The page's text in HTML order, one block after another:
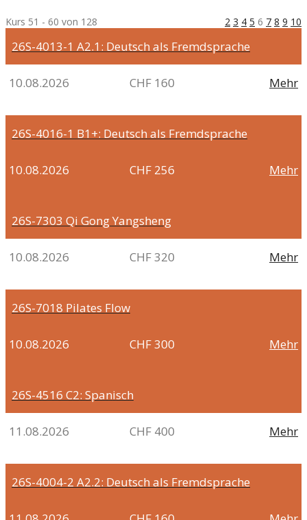
Kurs 51 - 60 von 128 2 3 4 5 6 7 8 9 10
26S-4013-1 A2.1: Deutsch als Fremdsprache
10.08.2026 CHF 160 Mehr
26S-4016-1 B1+: Deutsch als Fremdsprache
10.08.2026 CHF 256 Mehr
26S-7303 Qi Gong Yangsheng
10.08.2026 CHF 320 Mehr
26S-7018 Pilates Flow
10.08.2026 CHF 300 Mehr
26S-4516 C2: Spanisch
11.08.2026 CHF 400 Mehr
26S-4004-2 A2.2: Deutsch als Fremdsprache